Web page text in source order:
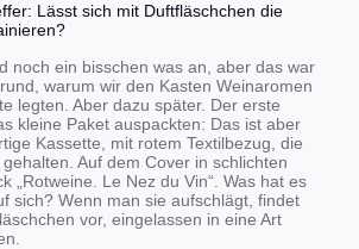
Lässt sich mit Duftfläschchen die
noch ein bisschen was an, aber das war
warum wir den Kasten Weinaromen
legten. Aber dazu später. Der erste
kleine Paket auspackten: Das ist aber
Kassette, mit rotem Textilbezug, die
Auf dem Cover in schlichten
„Rotweine. Le Nez du Vin“. Was hat es
sich? Wenn man sie aufschlägt, findet
vor, eingelassen in eine Art